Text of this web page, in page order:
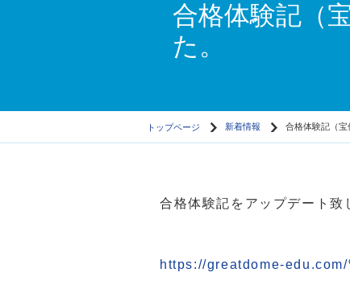
合格体験記（
た。
トップページ 新着情報 合格体験記（宝
合格体験記をアップデート致
https://greatdome-